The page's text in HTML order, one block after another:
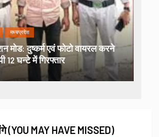
मध्यप्रदेश
मोड: दुष्कर्म एवं फोटो वायरल करने
12 घन्टे में गिरफ्तार
(YOU MAY HAVE MISSED)